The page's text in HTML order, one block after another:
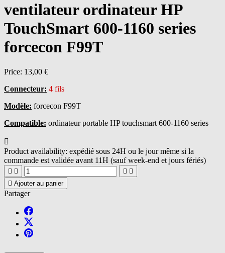
ventilateur ordinateur HP
TouchSmart 600-1160 series
forcecon F99T
Price: 13,00 €
Connecteur: 4 fils
Modèle: forcecon F99T
Compatible: ordinateur portable HP touchsmart 600-1160 series

Product availability: expédié sous 24H ou le jour même si la
commande est validée avant 11H (sauf week-end et jours fériés)
   
 Ajouter au panier
Partager